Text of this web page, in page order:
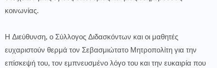
κοινωνίας.
Η Διεύθυνση, ο Σύλλογος Διδασκόντων και οι μαθητές
ευχαριστούν θερμά τον Σεβασμιώτατο Μητροπολίτη για την
επίσκεψή του, τον εμπνευσμένο λόγο του και την ευκαιρία που